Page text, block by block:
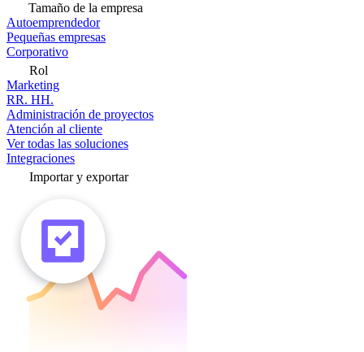
Tamaño de la empresa
Autoemprendedor
Pequeñas empresas
Corporativo
Rol
Marketing
RR. HH.
Administración de proyectos
Atención al cliente
Ver todas las soluciones
Integraciones
Importar y exportar